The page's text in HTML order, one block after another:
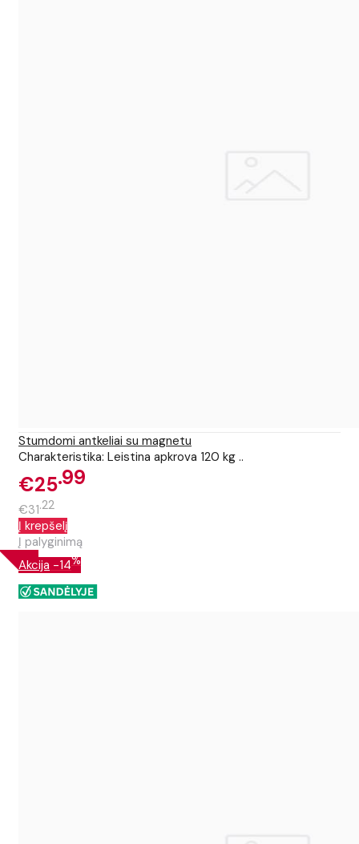
Stumdomi antkeliai su magnetu
Charakteristika: Leistina apkrova 120 kg ..
€2599
€31 22
Į krepšelį
Į palyginimą
Akcija -14%